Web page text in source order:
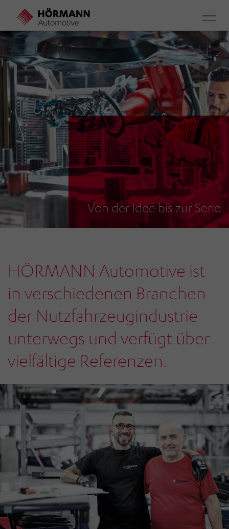
Direkt
Inhalt
Von der Idee bis zur Serie
HÖRMANN Automotive ist
in verschiedenen Branchen
der Nutzfahrzeugindustrie
unterwegs und verfügt über
vielfältige Referenzen.